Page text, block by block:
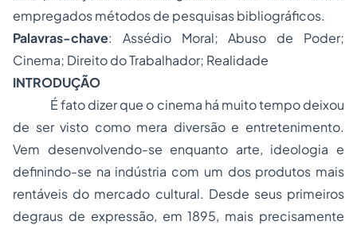
empregados métodos de pesquisas bibliográficos.
Palavras-chave: Assédio Moral; Abuso de Poder;
Cinema; Direito do Trabalhador; Realidade
INTRODUÇÃO
É fato dizer que o cinema há muito tempo deixou
de ser visto como mera diversão e entretenimento.
Vem desenvolvendo-se enquanto arte, ideologia e
definindo-se na indústria com um dos produtos mais
rentáveis do mercado cultural. Desde seus primeiros
degraus de expressão, em 1895, mais precisamente